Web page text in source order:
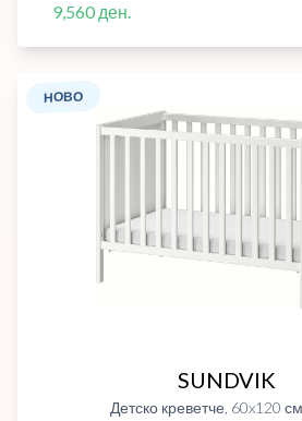
9,560 ден.
НОВО
SUNDVIK
Детско креветче, 60x120